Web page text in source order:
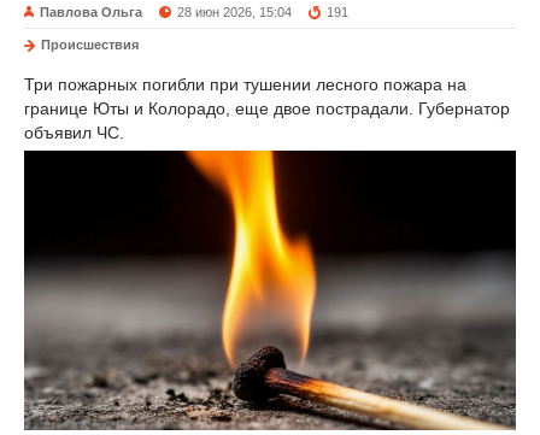
Павлова Ольга 28 июн 2026, 15:04 191
Происшествия
Три пожарных погибли при тушении лесного пожара на
границе Юты и Колорадо, еще двое пострадали. Губернатор
объявил ЧС.